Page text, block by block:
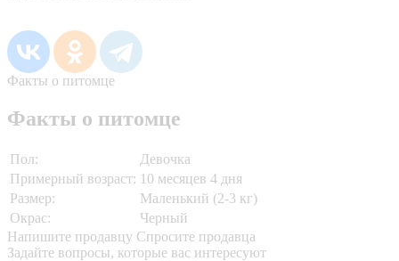
Факты о питомце
Факты о питомце
Пол:
Девочка
Примерный возраст: 10 месяцев 4 дня
Размер:
Маленький (2-3 кг)
Окрас:
Черный
Напишите продавцу Спросите продавца
Задайте вопросы, которые вас интересуют